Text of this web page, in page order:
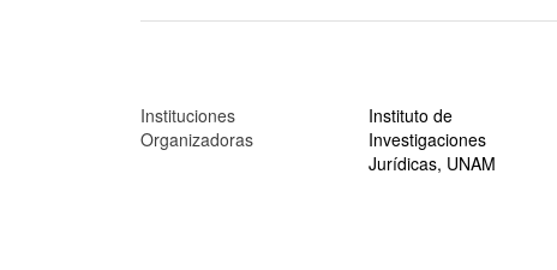
Instituciones
Organizadoras
Instituto de
Investigaciones
Jurídicas, UNAM